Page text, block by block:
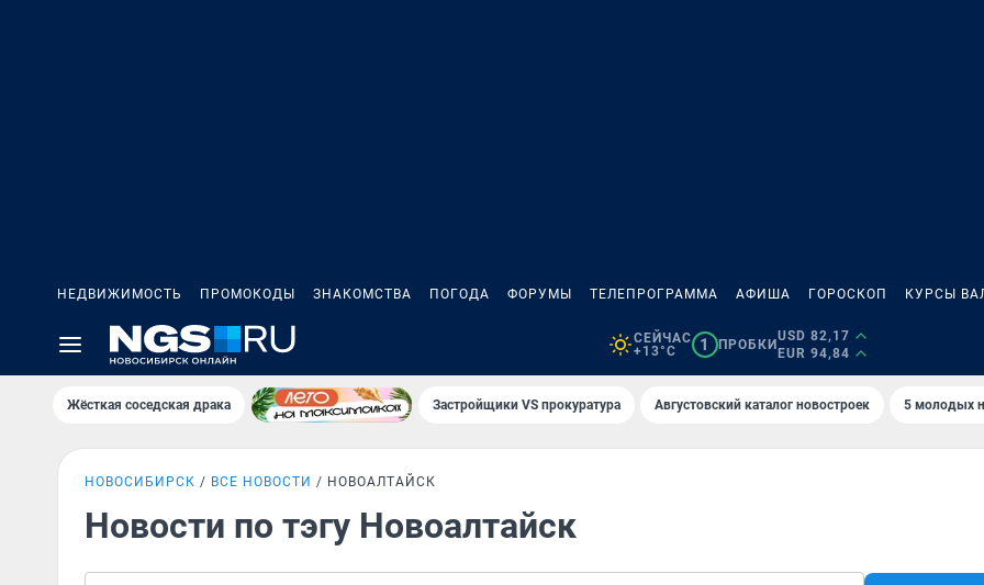
НЕДВИЖИМОСТЬ ПРОМОКОДЫ ЗНАКОМСТВА ПОГОДА ФОРУМЫ ТЕЛЕПРОГРАММА АФИША ГОРОСКОП КУРСЫ
СЕЙЧАС
+13°C
1 ПРОБКИ
USD 82,17
EUR 94,84
Жёсткая соседская драка Застройщики VS прокуратура Августовский каталог новостроек 5 молодых
НОВОСИБИРСК ВСЕ НОВОСТИ НОВОАЛТАЙСК
Новости по тэгу Новоалтайск